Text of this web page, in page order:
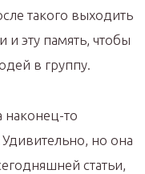
такого выходить
эту память, чтобы
в группу.
наконец-то
но она
статьи,